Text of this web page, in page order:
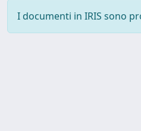
I documenti in IRIS sono